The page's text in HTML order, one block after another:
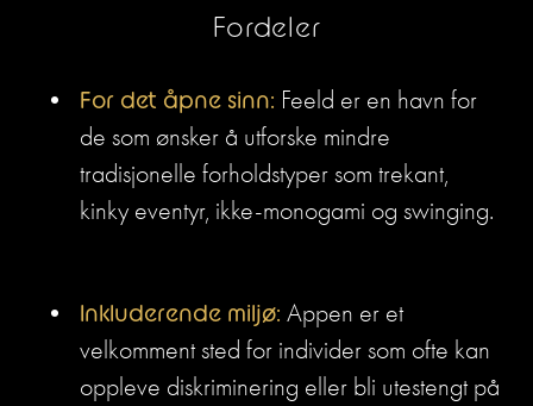
Fordeler
For det åpne sinn: Feeld er en havn for
de som ønsker å utforske mindre
tradisjonelle forholdstyper som trekant,
kinky eventyr, ikke-monogami og swinging.
Inkluderende miljø: Appen er et
velkomment sted for individer som ofte kan
oppleve diskriminering eller bli utestengt på